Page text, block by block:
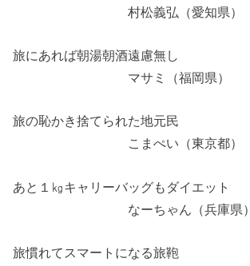
村松義弘（愛知県）
旅にあれば朝湯朝酒遠慮無し
マサミ（福岡県）
旅の恥かき捨てられた地元民
こまぺい（東京都）
あと１㎏キャリーバッグもダイエット
なーちゃん（兵庫県）
旅慣れてスマートになる旅鞄